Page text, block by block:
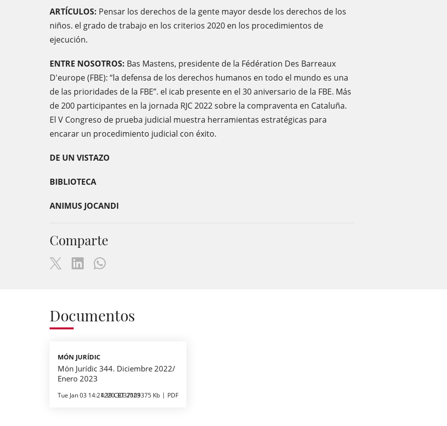
ARTÍCULOS: Pensar los derechos de la gente mayor desde los derechos de los
niños. el grado de trabajo en los criterios 2020 en los procedimientos de
ejecución.
ENTRE NOSOTROS: Bas Mastens, presidente de la Fédération Des Barreaux
D'europe (FBE): “la defensa de los derechos humanos en todo el mundo es una
de las prioridades de la FBE”. el icab presente en el 30 aniversario de la FBE. Más
de 200 participantes en la jornada RJC 2022 sobre la compraventa en Cataluña.
El V Congreso de prueba judicial muestra herramientas estratégicas para
encarar un procedimiento judicial con éxito.
DE UN VISTAZO
BIBLIOTECA
ANIMUS JOCANDI
Comparte
Documentos
MÓN JURÍDIC
Món Jurídic 344. Diciembre 2022/
Enero 2023
Tue Jan 03 14:21:39 CET 2023
4220.3037109375 Kb PDF